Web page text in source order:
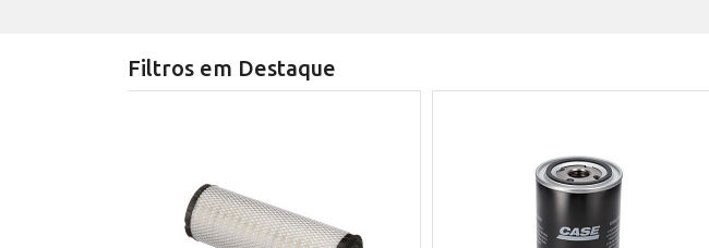
Filtros em Destaque